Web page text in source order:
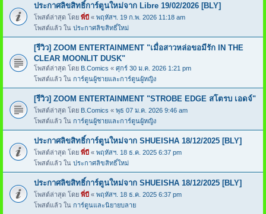
ประกาศลิขสิทธิ์การ์ตูนใหม่จาก Libre 19/02/2026 [BLY]
โพสต์ล่าสุด โดย พี่บี « พฤหัสฯ. 19 ก.พ. 2026 11:18 am
โพสต์แล้ว ใน ประกาศลิขสิทธิ์ใหม่
[รีวิว] ZOOM ENTERTAINMENT "เมื่อสาวหล่อขอมีรัก IN THE
CLEAR MOONLIT DUSK"
โพสต์ล่าสุด โดย B.Comics « ศุกร์ 30 ม.ค. 2026 1:21 pm
โพสต์แล้ว ใน การ์ตูนผู้ชายและการ์ตูนผู้หญิง
[รีวิว] ZOOM ENTERTAINMENT "STROBE EDGE สโตรบ เอดจ์"
โพสต์ล่าสุด โดย B.Comics « พุธ 07 ม.ค. 2026 9:46 am
โพสต์แล้ว ใน การ์ตูนผู้ชายและการ์ตูนผู้หญิง
ประกาศลิขสิทธิ์การ์ตูนใหม่จาก SHUEISHA 18/12/2025 [BLY]
โพสต์ล่าสุด โดย พี่บี « พฤหัสฯ. 18 ธ.ค. 2025 6:37 pm
โพสต์แล้ว ใน ประกาศลิขสิทธิ์ใหม่
ประกาศลิขสิทธิ์การ์ตูนใหม่จาก SHUEISHA 18/12/2025 [BLY]
โพสต์ล่าสุด โดย พี่บี « พฤหัสฯ. 18 ธ.ค. 2025 6:37 pm
โพสต์แล้ว ใน การ์ตูนและนิยายบลาย